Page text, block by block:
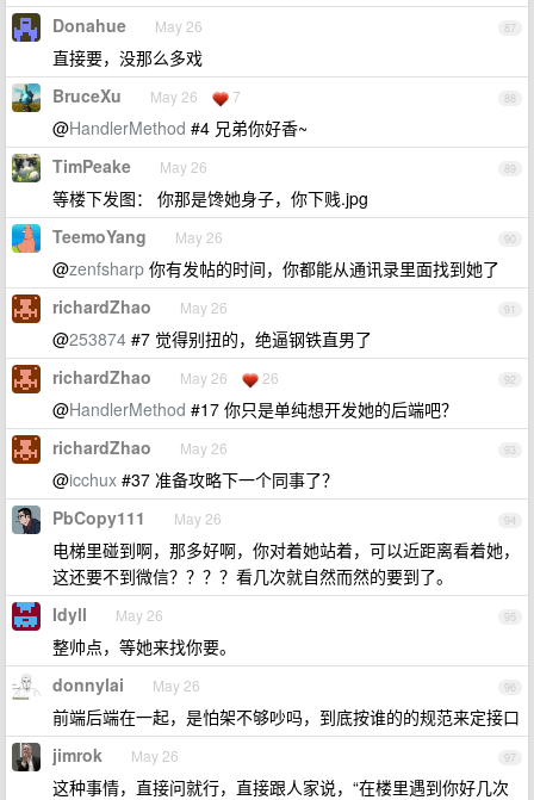
87
Donahue May 26
直接要，没那么多戏
88
BruceXu May 26 7
@HandlerMethod #4 兄弟你好香~
89
TimPeake May 26
等楼下发图： 你那是馋她身子，你下贱.jpg
90
TeemoYang May 26
@zenfsharp 你有发帖的时间，你都能从通讯录里面找到她了
91
richardZhao May 26
@253874 #7 觉得别扭的，绝逼钢铁直男了
92
richardZhao May 26 26
@HandlerMethod #17 你只是单纯想开发她的后端吧？
93
richardZhao May 26
@icchux #37 准备攻略下一个同事了？
94
PbCopy111 May 26
电梯里碰到啊，那多好啊，你对着她站着，可以近距离看着她，
这还要不到微信？？？？看几次就自然而然的要到了。
95
Idyll May 26
整帅点，等她来找你要。
96
donnylai May 26
前端后端在一起，是怕架不够吵吗，到底按谁的的规范来定接口
97
jimrok May 26
这种事情，直接问就行，直接跟人家说，“在楼里遇到你好几次